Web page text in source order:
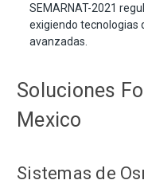
SEMARNAT-2021
exigiendo tecnologias
avanzadas.
Soluciones
Mexico
Sistemas de